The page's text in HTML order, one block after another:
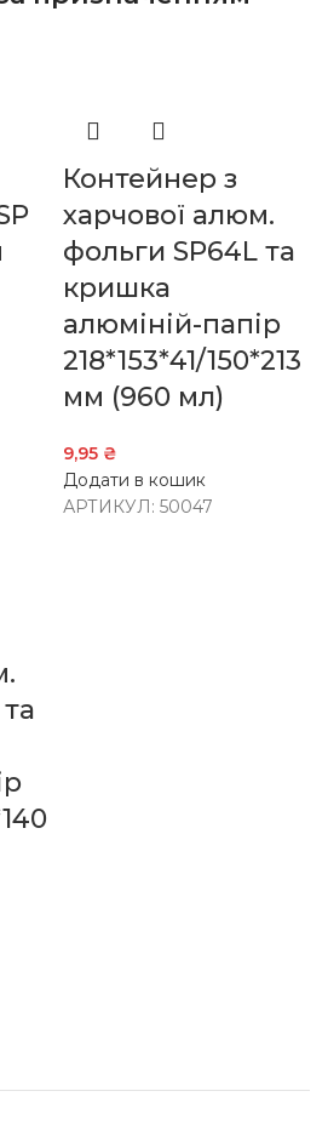
Контейнер з
харчової алюм.
фольги SP64L та
кришка
алюміній-папір
218*153*41/150*213
мм (960 мл)
9,95 ₴
Додати в кошик
АРТИКУЛ: 50047